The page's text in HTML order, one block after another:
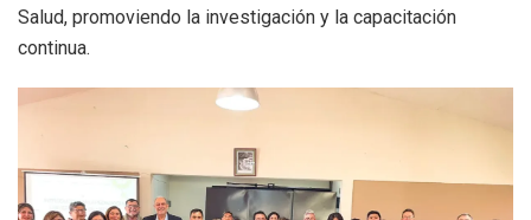
Salud, promoviendo la investigación y la capacitación
continua.